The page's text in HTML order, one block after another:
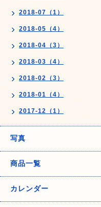
2018-07（1）
2018-05（4）
2018-04（3）
2018-03（4）
2018-02（3）
2018-01（4）
2017-12（1）
写真
商品一覧
カレンダー